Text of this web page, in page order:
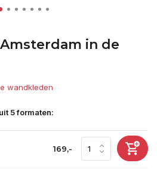
in de
wandkleden
5 formaten:
169,-